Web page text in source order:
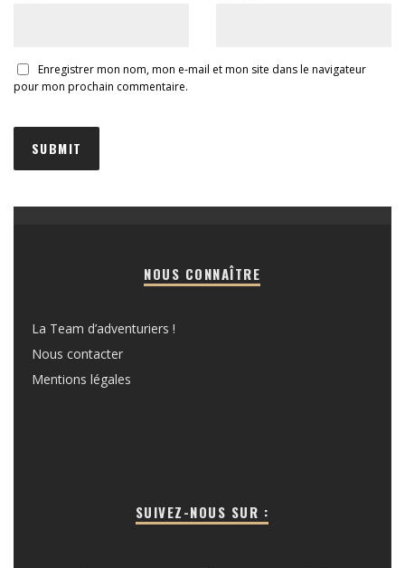
Enregistrer mon nom, mon e-mail et mon site dans le navigateur
pour mon prochain commentaire.
NOUS CONNAÎTRE
La Team d’adventuriers !
Nous contacter
Mentions légales
SUIVEZ-NOUS SUR :